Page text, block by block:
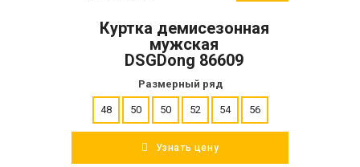
ПОДРОБНЕЕ
Куртка демисезонная
мужская
DSGDong 86609
Размерный ряд
48 50 50 52 54 56
Узнать цену